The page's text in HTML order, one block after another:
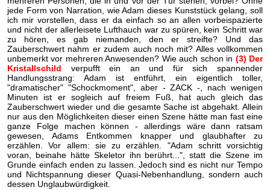
jede Form von Narration, wie Adam dieses Kunststück gelang, soll
ich mir vorstellen, dass er da einfach so an allen vorbeispazierte
und nicht der allerleisete Lufthauch war zu spüren, kein Schritt war
zu hören, es gab niemanden, den er streifte? Und das
Zauberschwert nahm er zudem auch noch mit? Alles vollkommen
unbemerkt vor mehreren Anwesenden? Wie auch schon in (3) Der
Kristallschild verpufft ein an und für sich spannender
Handlungsstrang: Adam ist entführt, ein eigentlich toller,
"dramatischer" "Schockmoment", aber - ZACK -, nach wenigen
Minuten ist er sogleich auf freiem Fuß, hat auch gleich das
Zauberschwert wieder und die gesamte Sache ist abgehakt. Allein
nur aus den Möglichkeiten dieser einen Szene hätte man fast eine
ganze Folge machen können - allerdings wäre dann ratsam
gewesen, Adams Entkommen knapper und glaubhafter zu
erzählen. Vor allem: sie zu erzählen. "Adam schritt vorsichtig
voran, beinahe hätte Skeletor ihn berührt...", statt die Szene im
Grunde einfach enden zu lassen. Jedoch sind es nicht nur Tempo
und Nichtspannung dieser Quasi-Nebenhandlung, sondern auch
dessen Unglaubwürdigkeit.